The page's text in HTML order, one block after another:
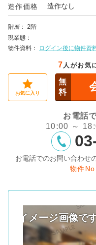
造作価格 造作なし
階層 2階
現業態
物件資料
ログイン後に物件資
7 人がお気
お気に入り
無
料
お電話
10:00 ～
お電話でのお問い合わせ
物件